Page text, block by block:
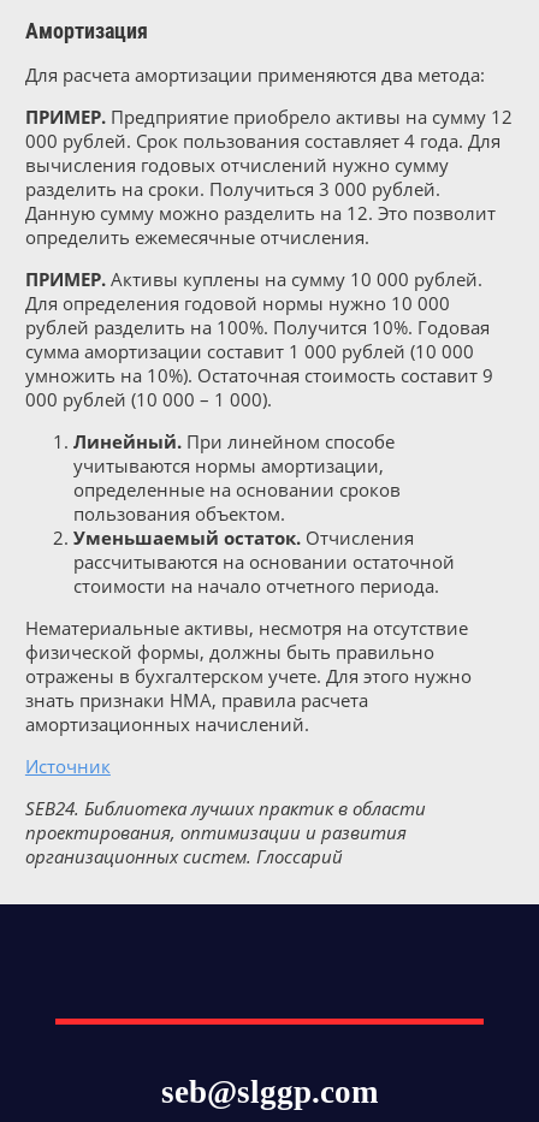
Амортизация
Для расчета амортизации применяются два метода:
ПРИМЕР.Предприятие приобрело активы на сумму 12
000 рублей. Срок пользования составляет 4 года. Для
вычисления годовых отчислений нужно сумму
разделить на сроки. Получиться 3 000 рублей.
Данную сумму можно разделить на 12. Это позволит
определить ежемесячные отчисления.
ПРИМЕР.Активы куплены на сумму 10 000 рублей.
Для определения годовой нормы нужно 10 000
рублей разделить на 100%. Получится 10%. Годовая
сумма амортизации составит 1 000 рублей (10 000
умножить на 10%). Остаточная стоимость составит 9
000 рублей (10 000 – 1 000).
Линейный.При линейном способе
учитываются нормы амортизации,
определенные на основании сроков
пользования объектом.
Уменьшаемый остаток.Отчисления
рассчитываются на основании остаточной
стоимости на начало отчетного периода.
Нематериальные активы, несмотря на отсутствие
физической формы, должны быть правильно
отражены в бухгалтерском учете. Для этого нужно
знать признаки НМА, правила расчета
амортизационных начислений.
Источник
SEB24. Библиотека лучших практик в области
проектирования, оптимизации и развития
организационных систем. Глоссарий
seb@slggp.com